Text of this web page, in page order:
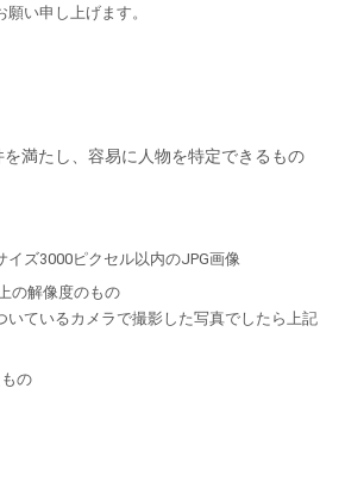
い申し上げます。
を満たし、容易に人物を特定できるもの
イズ3000ピクセル以内のJPG画像
の解像度のもの
いているカメラで撮影した写真でしたら上記
の